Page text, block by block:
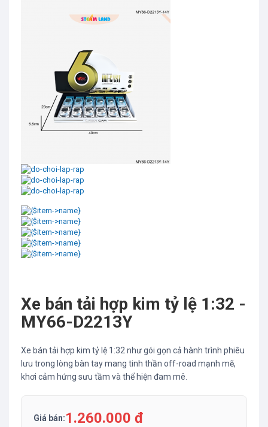
Xe bán tải hợp kim tỷ lệ 1:32 -
MY66-D2213Y
Xe bán tải hợp kim tỷ lệ 1:32 như gói gọn cả hành trình phiêu
lưu trong lòng bàn tay mang tinh thần off-road mạnh mẽ,
khơi cảm hứng sưu tầm và thể hiện đam mê.
Giá bán:1.260.000 đ